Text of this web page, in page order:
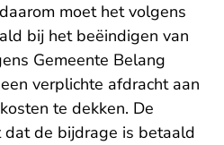
moet het volgens
bij het beëindigen van
Gemeente Belang
verplichte afdracht aan
te dekken. De
de bijdrage is betaald